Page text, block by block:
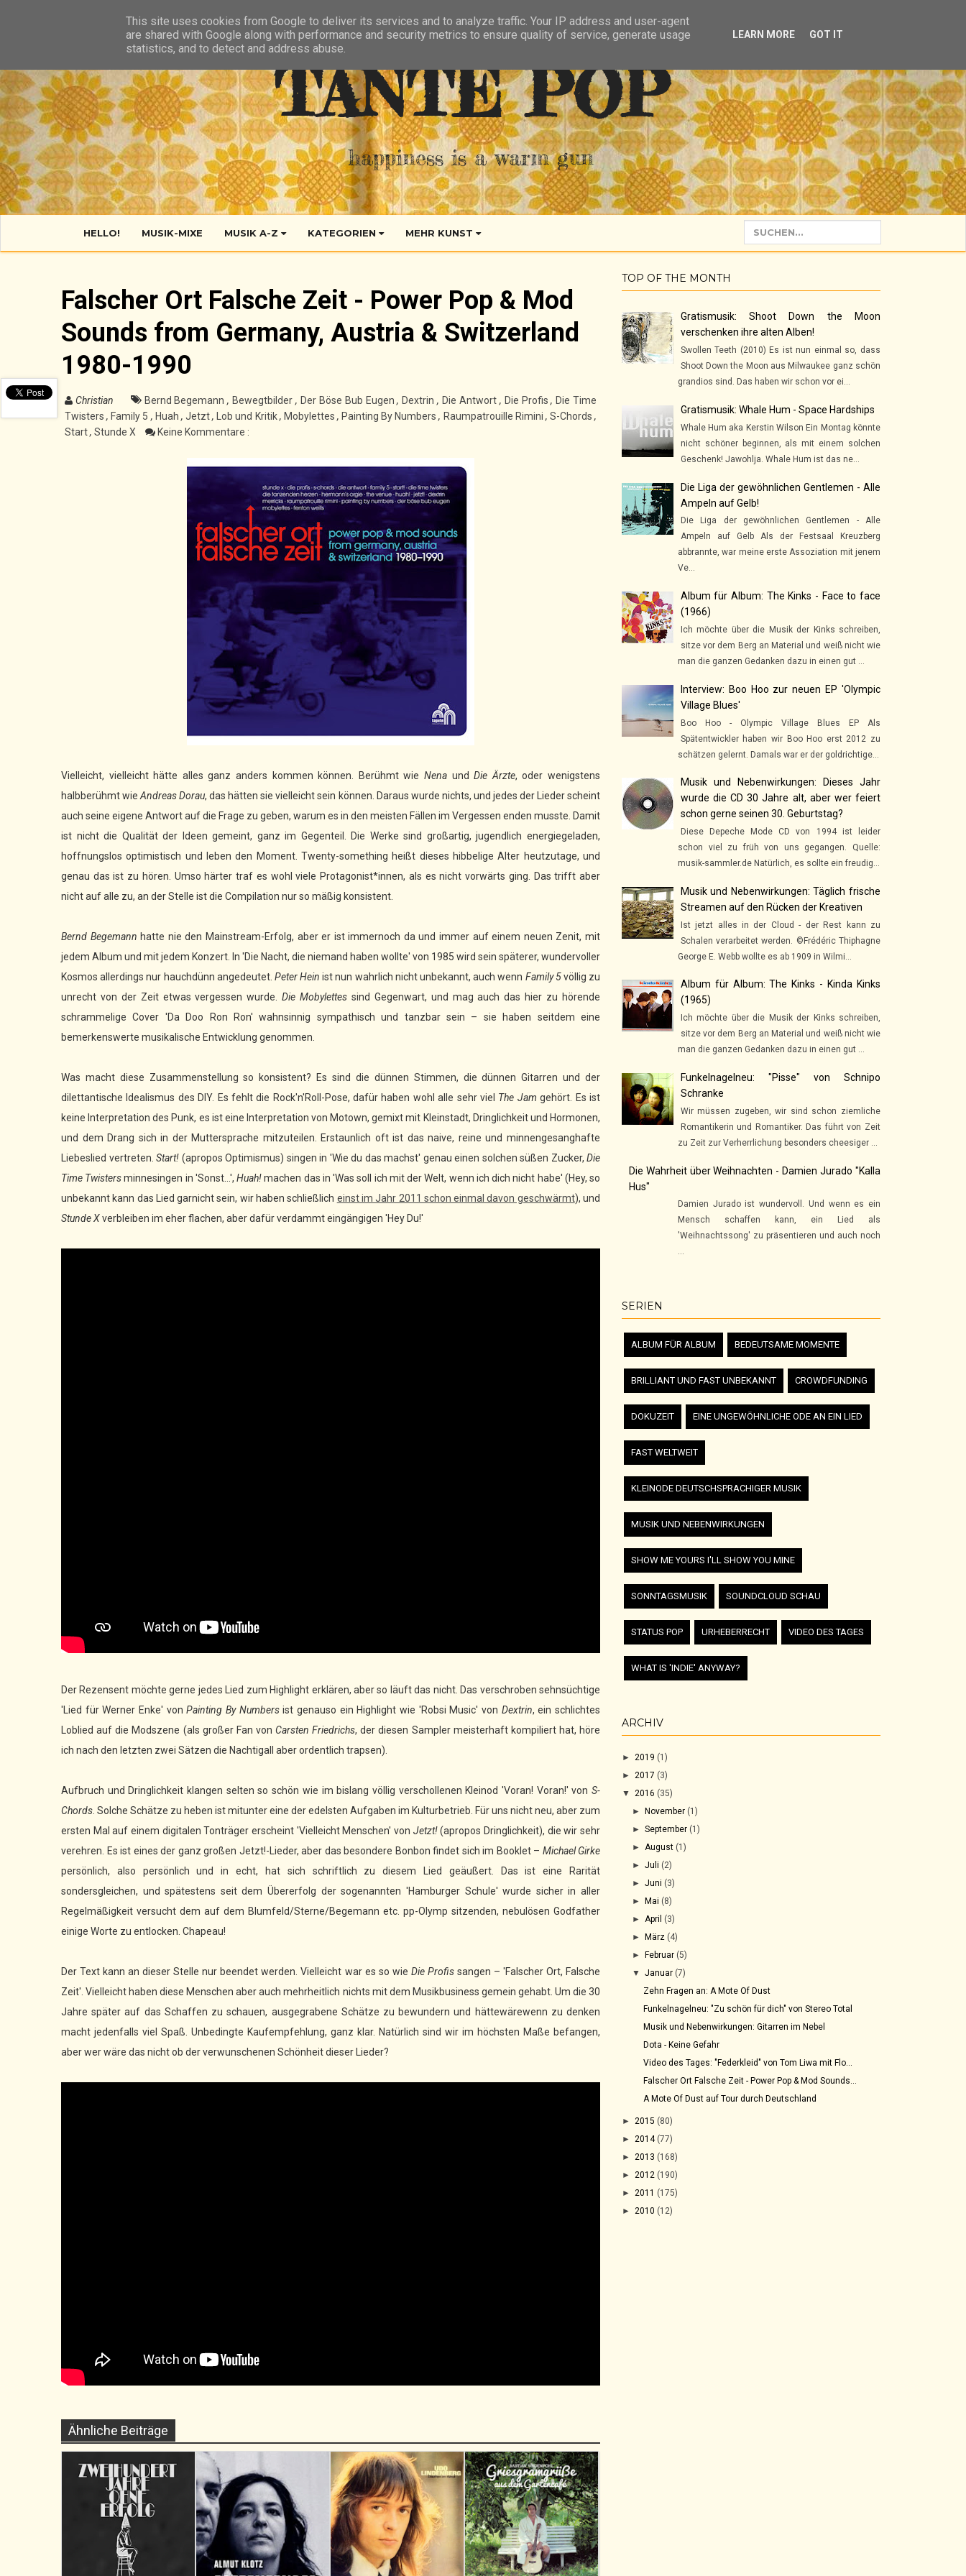
TANTE POP
happiness is a warm gun
HELLO! MUSIK-MIXE MUSIK A-Z KATEGORIEN MEHR KUNST
Falscher Ort Falsche Zeit - Power Pop & Mod
Sounds from Germany, Austria & Switzerland
1980-1990
Christian Bernd Begemann, Bewegtbilder, Der Böse Bub Eugen, Dextrin, Die Antwort , Die Profis, Die Time
Twisters, Family 5 , Huah , Jetzt, Lob und Kritik, Mobylettes , Painting By Numbers, Raumpatrouille Rimini ,S-Chords,
Start, Stunde X Keine Kommentare :
Vielleicht, vielleicht hätte alles ganz anders kommen können. Berühmt wie Nena undDie Ärzte, oder wenigstens
halbberühmt wieAndreas Dorau, das hätten sie vielleicht sein können. Daraus wurde nichts, und jedes der Lieder scheint
auch seine eigene Antwort auf die Frage zu geben, warum es in den meisten Fällen im Vergessen enden musste. Damit
ist nicht die Qualität der Ideen gemeint, ganz im Gegenteil. Die Werke sind großartig, jugendlich energiegeladen,
hoffnungslos optimistisch und leben den Moment. Twenty-something heißt dieses hibbelige Alter heutzutage, und
genau das ist zu hören. Umso härter traf es wohl viele Protagonist*innen, als es nicht vorwärts ging. Das trifft aber
nicht auf alle zu, an der Stelle ist die Compilation nur so mäßig konsistent.
Bernd Begemann hatte nie den Mainstream-Erfolg, aber er ist immernoch da und immer auf einem neuen Zenit, mit
jedem Album und mit jedem Konzert. In 'Die Nacht, die niemand haben wollte' von 1985 wird sein späterer, wundervoller
Kosmos allerdings nur hauchdünn angedeutet. Peter Hein ist nun wahrlich nicht unbekannt, auch wenn Family 5völlig zu
unrecht von der Zeit etwas vergessen wurde.Die Mobylettes sind Gegenwart, und mag auch das hier zu hörende
schrammelige Cover 'Da Doo Ron Ron' wahnsinnig sympathisch und tanzbar sein – sie haben seitdem eine
bemerkenswerte musikalische Entwicklung genommen.
Was macht diese Zusammenstellung so konsistent? Es sind die dünnen Stimmen, die dünnen Gitarren und der
dilettantische Idealismus des DIY. Es fehlt die Rock'n'Roll-Pose, dafür haben wohl alle sehr viel The Jam gehört. Es ist
keine Interpretation des Punk, es ist eine Interpretation von Motown, gemixt mit Kleinstadt, Dringlichkeit und Hormonen,
und dem Drang sich in der Muttersprache mitzuteilen. Erstaunlich oft ist das naive, reine und minnengesanghafte
Liebeslied vertreten. Start! (apropos Optimismus) singen in 'Wie du das machst' genau einen solchen süßen Zucker, Die
Time Twistersminnesingen in 'Sonst…',Huah!machen das in 'Was soll ich mit der Welt, wenn ich dich nicht habe' (Hey, so
unbekannt kann das Lied garnicht sein, wir haben schließlich einst im Jahr 2011 schon einmal davon geschwärmt), und
Stunde Xverbleiben im eher flachen, aber dafür verdammt eingängigen 'Hey Du!'
Der Rezensent möchte gerne jedes Lied zum Highlight erklären, aber so läuft das nicht. Das verschroben sehnsüchtige
'Lied für Werner Enke' vonPainting By Numbersist genauso ein Highlight wie 'Robsi Music' von Dextrin, ein schlichtes
Loblied auf die Modszene (als großer Fan von Carsten Friedrichs, der diesen Sampler meisterhaft kompiliert hat, höre
ich nach den letzten zwei Sätzen die Nachtigall aber ordentlich trapsen).
Aufbruch und Dringlichkeit klangen selten so schön wie im bislang völlig verschollenen Kleinod 'Voran! Voran!' von S-
Chords . Solche Schätze zu heben ist mitunter eine der edelsten Aufgaben im Kulturbetrieb. Für uns nicht neu, aber zum
ersten Mal auf einem digitalen Tonträger erscheint 'Vielleicht Menschen' von Jetzt!(apropos Dringlichkeit), die wir sehr
verehren. Es ist eines der ganz großen Jetzt!-Lieder, aber das besondere Bonbon findet sich im Booklet – Michael Girke
persönlich, also persönlich und in echt, hat sich schriftlich zu diesem Lied geäußert. Das ist eine Rarität
sondersgleichen, und spätestens seit dem Übererfolg der sogenannten 'Hamburger Schule' wurde sicher in aller
Regelmäßigkeit versucht dem auf dem Blumfeld/Sterne/Begemann etc. pp-Olymp sitzenden, nebulösen Godfather
einige Worte zu entlocken. Chapeau!
Der Text kann an dieser Stelle nur beendet werden. Vielleicht war es so wie Die Profissangen – 'Falscher Ort, Falsche
Zeit'. Vielleicht haben diese Menschen aber auch mehrheitlich nichts mit dem Musikbusiness gemein gehabt. Um die 30
Jahre später auf das Schaffen zu schauen, ausgegrabene Schätze zu bewundern und hättewärewenn zu denken
macht jedenfalls viel Spaß. Unbedingte Kaufempfehlung, ganz klar. Natürlich sind wir im höchsten Maße befangen,
aber wer wäre das nicht ob der verwunschenen Schönheit dieser Lieder?
Ähnliche Beiträge
TOP OF THE MONTH
Gratismusik: Shoot Down the Moon
verschenken ihre alten Alben!
Swollen Teeth (2010) Es ist nun einmal so, dass
Shoot Down the Moon aus Milwaukee ganz schön
grandios sind. Das haben wir schon vor ei...
Gratismusik: Whale Hum - Space Hardships
Whale Hum aka Kerstin Wilson Ein Montag könnte
nicht schöner beginnen, als mit einem solchen
Geschenk! Jawohlja. Whale Hum ist das ne...
Die Liga der gewöhnlichen Gentlemen - Alle
Ampeln auf Gelb!
Die Liga der gewöhnlichen Gentlemen - Alle
Ampeln auf Gelb Als der Festsaal Kreuzberg
abbrannte, war meine erste Assoziation mit jenem
Ve...
Album für Album: The Kinks - Face to face
(1966)
Ich möchte über die Musik der Kinks schreiben,
sitze vor dem Berg an Material und weiß nicht wie
man die ganzen Gedanken dazu in einen gut ...
Interview: Boo Hoo zur neuen EP 'Olympic
Village Blues'
Boo Hoo - Olympic Village Blues EP Als
Spätentwickler haben wir Boo Hoo erst 2012 zu
schätzen gelernt. Damals war er der goldrichtige...
Musik und Nebenwirkungen: Dieses Jahr
wurde die CD 30 Jahre alt, aber wer feiert
schon gerne seinen 30. Geburtstag?
Diese Depeche Mode CD von 1994 ist leider
schon viel zu früh von uns gegangen. Quelle:
musik-sammler.de Natürlich, es sollte ein freudig...
Musik und Nebenwirkungen: Täglich frische
Streamen auf den Rücken der Kreativen
Ist jetzt alles in der Cloud - der Rest kann zu
Schalen verarbeitet werden. ©Frédéric Thiphagne
George E. Webb wollte es ab 1909 in Wilmi...
Album für Album: The Kinks - Kinda Kinks
(1965)
Ich möchte über die Musik der Kinks schreiben,
sitze vor dem Berg an Material und weiß nicht wie
man die ganzen Gedanken dazu in einen gut ...
Funkelnagelneu: "Pisse" von Schnipo
Schranke
Wir müssen zugeben, wir sind schon ziemliche
Romantikerin und Romantiker. Das führt von Zeit
zu Zeit zur Verherrlichung besonders cheesiger ...
Die Wahrheit über Weihnachten - Damien Jurado "Kalla
Hus"
Damien Jurado ist wundervoll. Und wenn es ein
Mensch schaffen kann, ein Lied als
'Weihnachtssong' zu präsentieren und auch noch
...
SERIEN
ALBUM FÜR ALBUM BEDEUTSAME MOMENTE
BRILLIANT UND FAST UNBEKANNT CROWDFUNDING
DOKUZEIT EINE UNGEWÖHNLICHE ODE AN EIN LIED
FAST WELTWEIT
KLEINODE DEUTSCHSPRACHIGER MUSIK
MUSIK UND NEBENWIRKUNGEN
SHOW ME YOURS I'LL SHOW YOU MINE
SONNTAGSMUSIK SOUNDCLOUD SCHAU
STATUS POP URHEBERRECHT VIDEO DES TAGES
WHAT IS 'INDIE' ANYWAY?
ARCHIV
► 2019 (1)
► 2017 (3)
▼ 2016 (35)
►November (1)
►September (1)
► August (1)
►Juli (2)
►Juni (3)
►Mai (8)
► April (3)
►März (4)
►Februar (5)
▼Januar (7)
Zehn Fragen an: A Mote Of Dust
Funkelnagelneu: "Zu schön für dich" von Stereo Total
Musik und Nebenwirkungen: Gitarren im Nebel
Dota - Keine Gefahr
Video des Tages: "Federkleid" von Tom Liwa mit Flo...
Falscher Ort Falsche Zeit - Power Pop & Mod Sounds...
A Mote Of Dust auf Tour durch Deutschland
► 2015 (80)
► 2014 (77)
► 2013 (168)
► 2012 (190)
► 2011 (175)
► 2010 (12)
This site uses cookies from Google to deliver its services and to analyze traffic. Your IP address and user-agent
are shared with Google along with performance and security metrics to ensure quality of service, generate usage
statistics, and to detect and address abuse.
LEARN MORE GOT IT